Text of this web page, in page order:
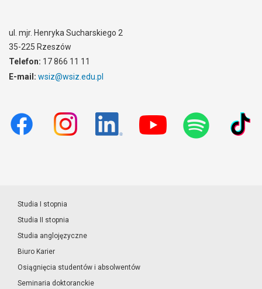
ul. mjr. Henryka Sucharskiego 2
35-225 Rzeszów
Telefon: 17 866 11 11
E-mail: wsiz@wsiz.edu.pl
Studia I stopnia
Studia II stopnia
Studia anglojęzyczne
Biuro Karier
Osiągnięcia studentów i absolwentów
Seminaria doktoranckie